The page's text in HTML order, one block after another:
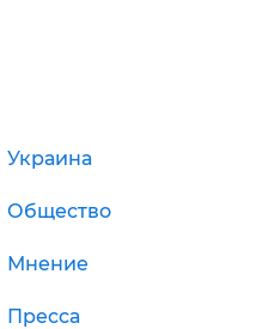
Украина
Общество
Мнение
Пресса